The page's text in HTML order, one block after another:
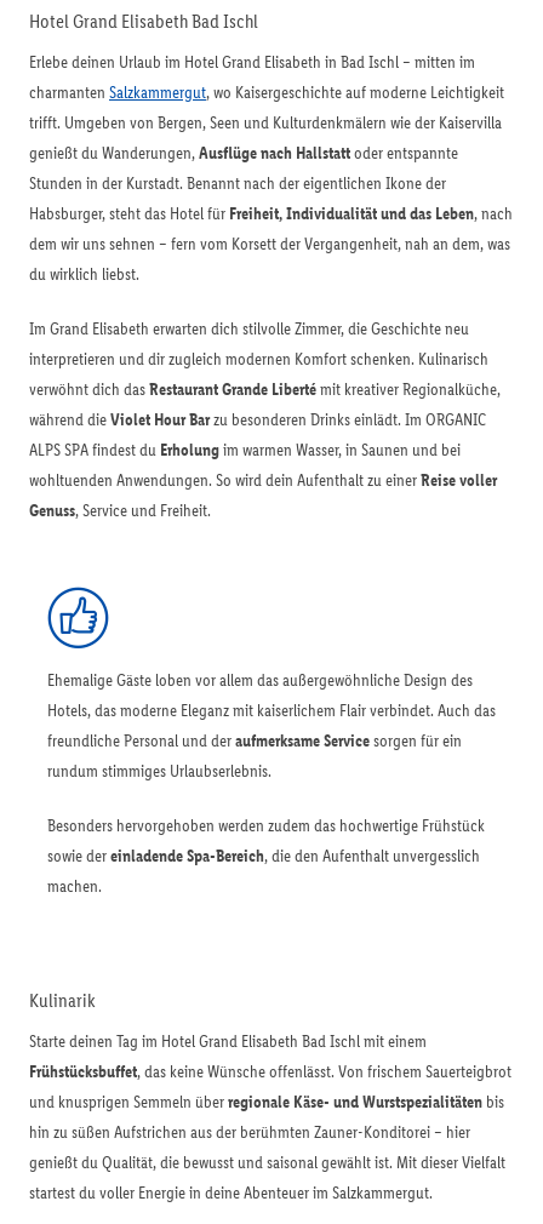
Hotel Grand Elisabeth Bad Ischl
Erlebe deinen Urlaub im Hotel Grand Elisabeth in Bad Ischl – mitten im
charmanten Salzkammergut, wo Kaisergeschichte auf moderne Leichtigkeit
trifft. Umgeben von Bergen, Seen und Kulturdenkmälern wie der Kaiservilla
genießt du Wanderungen,Ausflüge nach Hallstattoder entspannte
Stunden in der Kurstadt. Benannt nach der eigentlichen Ikone der
Habsburger, steht das Hotel für Freiheit, Individualität und das Leben, nach
dem wir uns sehnen – fern vom Korsett der Vergangenheit, nah an dem, was
du wirklich liebst.
Im Grand Elisabeth erwarten dich stilvolle Zimmer, die Geschichte neu
interpretieren und dir zugleich modernen Komfort schenken. Kulinarisch
verwöhnt dich dasRestaurant Grande Libertémit kreativer Regionalküche,
während dieViolet Hour Barzu besonderen Drinks einlädt. Im ORGANIC
ALPS SPA findest du Erholungim warmen Wasser, in Saunen und bei
wohltuenden Anwendungen. So wird dein Aufenthalt zu einerReise voller
Genuss, Service und Freiheit.
Ehemalige Gäste loben vor allem das außergewöhnliche Design des
Hotels, das moderne Eleganz mit kaiserlichem Flair verbindet. Auch das
freundliche Personal und deraufmerksame Servicesorgen für ein
rundum stimmiges Urlaubserlebnis.
Besonders hervorgehoben werden zudem das hochwertige Frühstück
sowie dereinladende Spa-Bereich, die den Aufenthalt unvergesslich
machen.
Kulinarik
Starte deinen Tag im Hotel Grand Elisabeth Bad Ischl mit einem
Frühstücksbuffet, das keine Wünsche offenlässt. Von frischem Sauerteigbrot
und knusprigen Semmeln überregionale Käse- und Wurstspezialitäten bis
hin zu süßen Aufstrichen aus der berühmten Zauner-Konditorei – hier
genießt du Qualität, die bewusst und saisonal gewählt ist. Mit dieser Vielfalt
startest du voller Energie in deine Abenteuer im Salzkammergut.